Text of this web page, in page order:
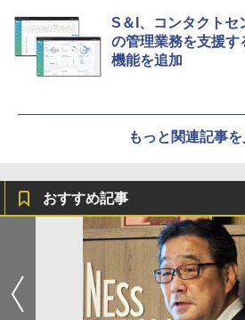
S＆I、コンタクトセ
の管理業務を支援
機能を追加
もっと関連記事を
おすすめ記事